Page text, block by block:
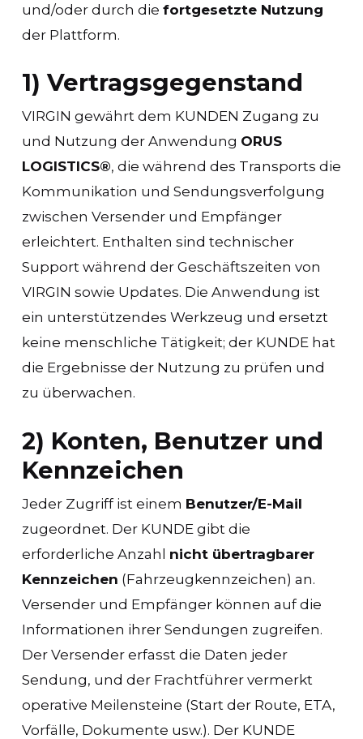
und/oder durch die fortgesetzte Nutzung
der Plattform.
1) Vertragsgegenstand
VIRGIN gewährt dem KUNDEN Zugang zu
und Nutzung der Anwendung ORUS
LOGISTICS®, die während des Transports die
Kommunikation und Sendungsverfolgung
zwischen Versender und Empfänger
erleichtert. Enthalten sind technischer
Support während der Geschäftszeiten von
VIRGIN sowie Updates. Die Anwendung ist
ein unterstützendes Werkzeug und ersetzt
keine menschliche Tätigkeit; der KUNDE hat
die Ergebnisse der Nutzung zu prüfen und
zu überwachen.
2) Konten, Benutzer und
Kennzeichen
Jeder Zugriff ist einem Benutzer/E-Mail
zugeordnet. Der KUNDE gibt die
erforderliche Anzahl nicht übertragbarer
Kennzeichen (Fahrzeugkennzeichen) an.
Versender und Empfänger können auf die
Informationen ihrer Sendungen zugreifen.
Der Versender erfasst die Daten jeder
Sendung, und der Frachtführer vermerkt
operative Meilensteine (Start der Route, ETA,
Vorfälle, Dokumente usw.). Der KUNDE